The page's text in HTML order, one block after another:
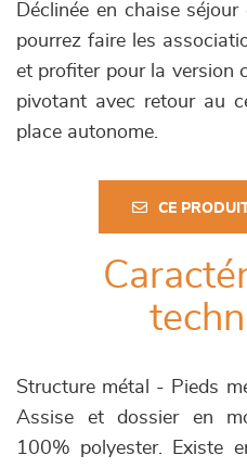
Déclinée en chaise
pourrez faire les
et profiter pour la version
pivotant avec retour au
place autonome.
CE
Structure métal - Pieds
Assise et dossier en
100% polyester. Existe